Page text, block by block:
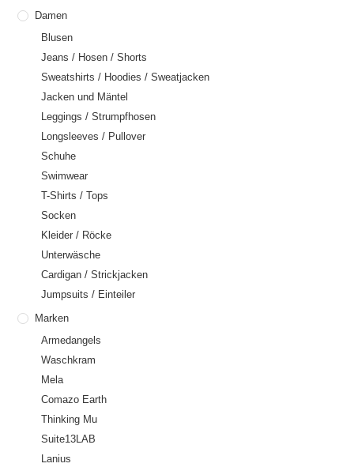
Damen
Blusen
Jeans / Hosen / Shorts
Sweatshirts / Hoodies / Sweatjacken
Jacken und Mäntel
Leggings / Strumpfhosen
Longsleeves / Pullover
Schuhe
Swimwear
T-Shirts / Tops
Socken
Kleider / Röcke
Unterwäsche
Cardigan / Strickjacken
Jumpsuits / Einteiler
Marken
Armedangels
Waschkram
Mela
Comazo Earth
Thinking Mu
Suite13LAB
Lanius